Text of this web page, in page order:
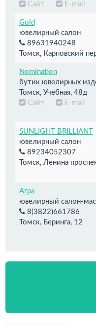
Сайт
E-mail
Gold
ювелирный салон
89631940248
Томск, Карповский
Nomination
бутик ювелирных
Томск, Учебная, 48д
Сайт
E-mail
SUNLIGHT BRILLIANT
ювелирный салон
89234052307
Томск, Ленина
Агра
ювелирный салон-
8(3822)661786
Томск, Беринга, 12